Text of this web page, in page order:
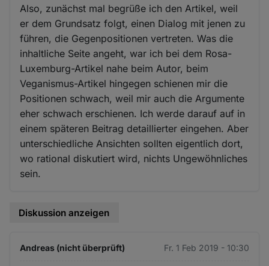
Also, zunächst mal begrüße ich den Artikel, weil
er dem Grundsatz folgt, einen Dialog mit jenen zu
führen, die Gegenpositionen vertreten. Was die
inhaltliche Seite angeht, war ich bei dem Rosa-
Luxemburg-Artikel nahe beim Autor, beim
Veganismus-Artikel hingegen schienen mir die
Positionen schwach, weil mir auch die Argumente
eher schwach erschienen. Ich werde darauf auf in
einem späteren Beitrag detaillierter eingehen. Aber
unterschiedliche Ansichten sollten eigentlich dort,
wo rational diskutiert wird, nichts Ungewöhnliches
sein.
Diskussion anzeigen
Andreas (nicht überprüft) Fr. 1 Feb 2019 - 10:30